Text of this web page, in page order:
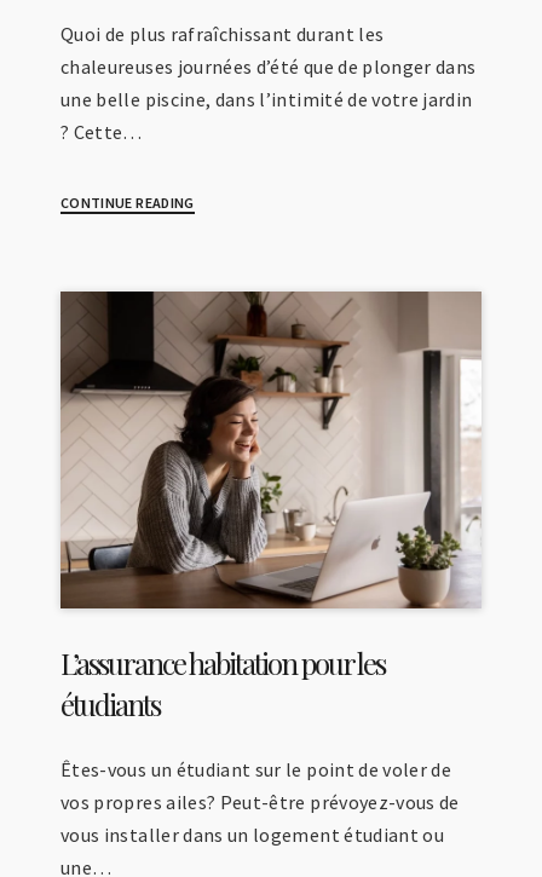
Quoi de plus rafraîchissant durant les
chaleureuses journées d’été que de plonger dans
une belle piscine, dans l’intimité de votre jardin
? Cette…
CONTINUE READING
L’assurance habitation pour les
étudiants
Êtes-vous un étudiant sur le point de voler de
vos propres ailes? Peut-être prévoyez-vous de
vous installer dans un logement étudiant ou
une…